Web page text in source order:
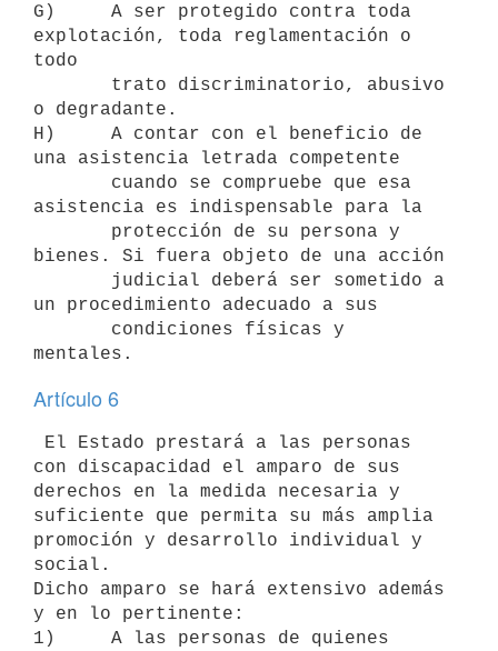
G)     A ser protegido contra toda
explotación, toda reglamentación o
todo
o degradante.
H)     A contar con el beneficio de
una asistencia letrada competente
asistencia es indispensable para la
bienes. Si fuera objeto de una acción
un procedimiento adecuado a sus
Artículo 6
con discapacidad el amparo de sus
derechos en la medida necesaria y
suficiente que permita su más amplia
promoción y desarrollo individual y
social.
Dicho amparo se hará extensivo además
y en lo pertinente:
1)     A las personas de quienes